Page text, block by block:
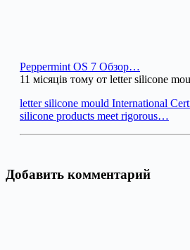
Peppermint OS 7 Обзор…
11 місяців тому от letter silicone
letter silicone mould International
silicone products meet rigorous…
Добавить комментарий